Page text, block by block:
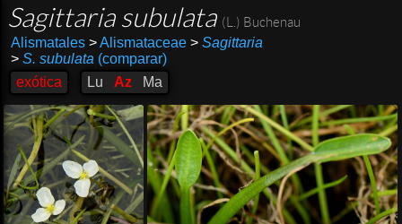
Sagittaria subulata (L.) Buchenau
Alismatales >Alismataceae > Sagittaria
> S. subulata (comparar)
exótica
Lu Az Ma